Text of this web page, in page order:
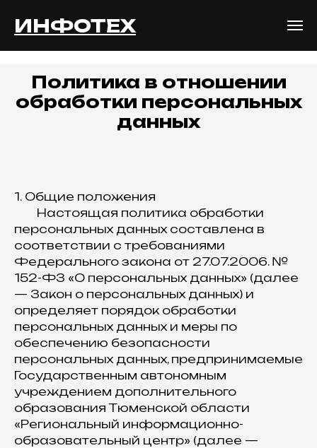
ИНФОТЕХ
Политика в отношении
обработки персональных
данных
1. Общие положения
Настоящая политика обработки
персональных данных составлена в
соответствии с требованиями
Федерального закона от 27.07.2006. №
152-ФЗ «О персональных данных» (далее
— Закон о персональных данных) и
определяет порядок обработки
персональных данных и меры по
обеспечению безопасности
персональных данных, предпринимаемые
Государственным автономным
учреждением дополнительного
образования Тюменской области
«Региональный информационно-
образовательный центр» (далее —